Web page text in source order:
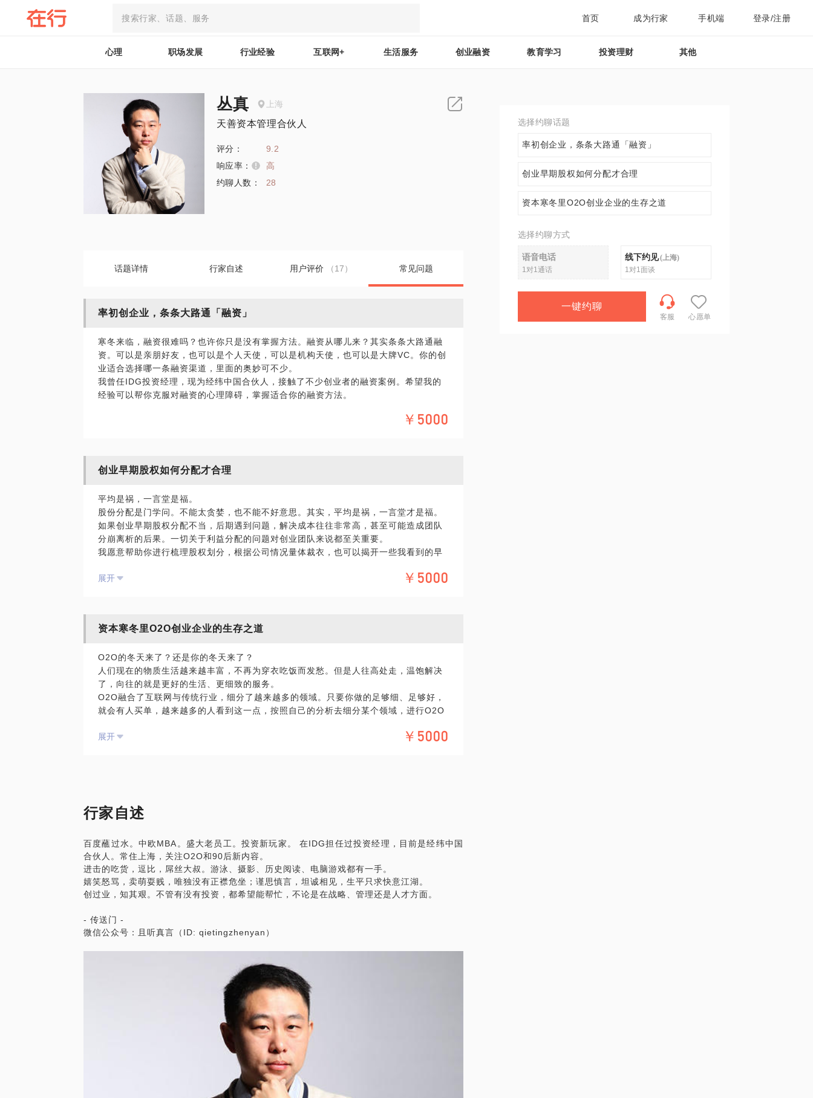
首页 成为行家 手机端 登录/注册
心理 职场发展 行业经验 互联网+ 生活服务 创业融资 教育学习 投资理财 其他
丛真 上海
天善资本管理合伙人
评分：
9.2
响应率：
高
约聊人数：
28
话题详情 行家自述 用户评价 （17） 常见问题
率初创企业，条条大路通「融资」
寒冬来临，融资很难吗？也许你只是没有掌握方法。融资从哪儿来？其实条条大路通融
资。可以是亲朋好友，也可以是个人天使，可以是机构天使，也可以是大牌VC。你的创
业适合选择哪一条融资渠道，里面的奥妙可不少。
我曾任IDG投资经理，现为经纬中国合伙人，接触了不少创业者的融资案例。希望我的
经验可以帮你克服对融资的心理障碍，掌握适合你的融资方法。
￥5000
创业早期股权如何分配才合理
平均是祸，一言堂是福。
股份分配是门学问。不能太贪婪，也不能不好意思。其实，平均是祸，一言堂才是福。
如果创业早期股权分配不当，后期遇到问题，解决成本往往非常高，甚至可能造成团队
分崩离析的后果。一切关于利益分配的问题对创业团队来说都至关重要。
我愿意帮助你进行梳理股权划分，根据公司情况量体裁衣，也可以揭开一些我看到的早
展开
￥5000
资本寒冬里O2O创业企业的生存之道
O2O的冬天来了？还是你的冬天来了？
人们现在的物质生活越来越丰富，不再为穿衣吃饭而发愁。但是人往高处走，温饱解决
了，向往的就是更好的生活、更细致的服务。
O2O融合了互联网与传统行业，细分了越来越多的领域。只要你做的足够细、足够好，
就会有人买单，越来越多的人看到这一点，按照自己的分析去细分某个领域，进行O2O
要不要上门，要不要烧钱？
期待与你的见面。
展开 ￥5000
行家自述
百度蘸过水。中欧MBA。盛大老员工。投资新玩家。 在IDG担任过投资经理，目前是经纬中国
合伙人。常住上海，关注O2O和90后新内容。
进击的吃货，逗比，屌丝大叔。游泳、摄影、历史阅读、电脑游戏都有一手。
嬉笑怒骂，卖萌耍贱，唯独没有正襟危坐；谨思慎言，坦诚相见，生平只求快意江湖。
创过业，知其艰。不管有没有投资，都希望能帮忙，不论是在战略、管理还是人才方面。
- 传送门 -
微信公众号：且听真言（ID: qietingzhenyan）
选择约聊话题
率初创企业，条条大路通「融资」
创业早期股权如何分配才合理
资本寒冬里O2O创业企业的生存之道
选择约聊方式
语音电话
1对1通话
线下约见(上海)
1对1面谈
一键约聊
客服 心愿单